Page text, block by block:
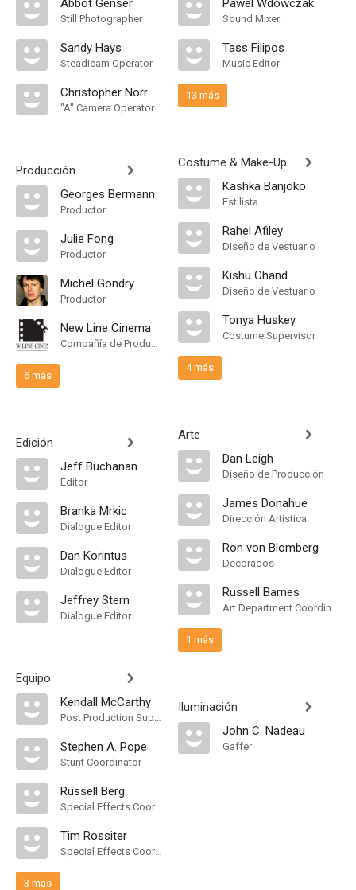
Abbot Genser
Still Photographer
Sandy Hays
Steadicam Operator
Christopher Norr
"A" Camera Operator
Producción
Georges Bermann
Productor
Julie Fong
Productor
Michel Gondry
Productor
New Line Cinema
Compañía de Produccion
6 más
Edición
Jeff Buchanan
Editor
Branka Mrkic
Dialogue Editor
Dan Korintus
Dialogue Editor
Jeffrey Stern
Dialogue Editor
Equipo
Kendall McCarthy
Post Production Supervisor
Stephen A. Pope
Stunt Coordinator
Russell Berg
Special Effects Coordinator
Tim Rossiter
Special Effects Coordinator
3 más
Pawel Wdowczak
Sound Mixer
Tass Filipos
Music Editor
13 más
Costume & Make-Up
Kashka Banjoko
Estilista
Rahel Afiley
Diseño de Vestuario
Kishu Chand
Diseño de Vestuario
Tonya Huskey
Costume Supervisor
4 más
Arte
Dan Leigh
Diseño de Producción
James Donahue
Dirección Artística
Ron von Blomberg
Decorados
Russell Barnes
Art Department Coordinator
1 más
Iluminación
John C. Nadeau
Gaffer